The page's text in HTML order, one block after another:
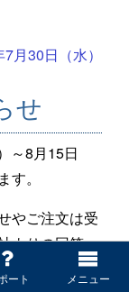
月30日（水）
せ
～8月15日
。
やご注文は受
よりの回答
不便をおかけ
ート メニュー